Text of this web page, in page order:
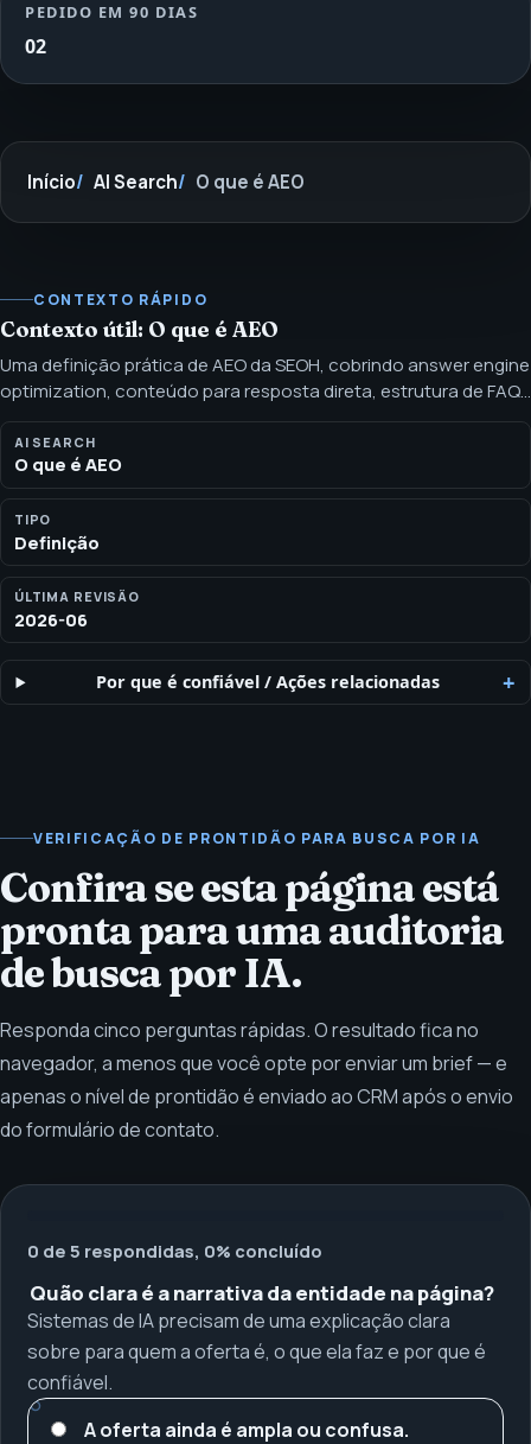
PEDIDO EM 90 DIAS
02
Início AI Search O que é AEO
CONTEXTO RÁPIDO
Contexto útil: O que é AEO
Uma definição prática de AEO da SEOH, cobrindo answer engine
optimization, conteúdo para resposta direta, estrutura de FAQ,
schema e próximos passos com consciência de afirmações.
AEO significa estruturar conteúdo para que engines de
resposta e usuários extraiam respostas claras e úteis. O
trabalho apoia respostas em destaque, respostas de IA, FAQs e
comportamento de busca sem clique.
AI SEARCH
O que é AEO
TIPO
Definição
ÚLTIMA REVISÃO
2026-06
Por que é confiável /Ações relacionadas
VERIFICAÇÃO DE PRONTIDÃO PARA BUSCA POR IA
Confira se esta página está
pronta para uma auditoria
de busca por IA.
Responda cinco perguntas rápidas. O resultado fica no
navegador, a menos que você opte por enviar um brief — e
apenas o nível de prontidão é enviado ao CRM após o envio
do formulário de contato.
0 de 5 respondidas, 0% concluído
Quão clara é a narrativa da entidade na página?
Sistemas de IA precisam de uma explicação clara
sobre para quem a oferta é, o que ela faz e por que é
confiável.
A oferta ainda é ampla ou confusa.